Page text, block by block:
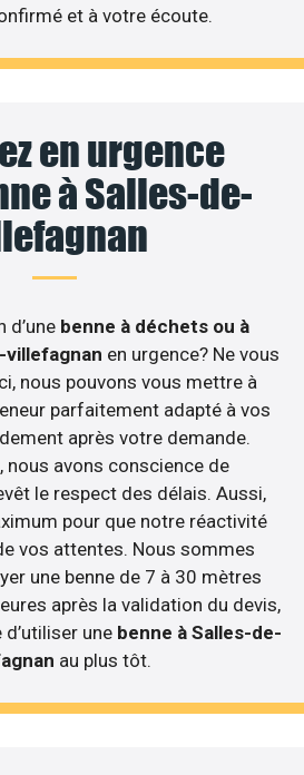
et à votre écoute.
en urgence
à Salles-de-
d’une benne à déchets ou à
villefagnan en urgence? Ne vous
nous pouvons vous mettre à
parfaitement adapté à vos
après votre demande.
nous avons conscience de
le respect des délais. Aussi,
pour que notre réactivité
vos attentes. Nous sommes
une benne de 7 à 30 mètres
après la validation du devis,
une benne à Salles-de-
au plus tôt.